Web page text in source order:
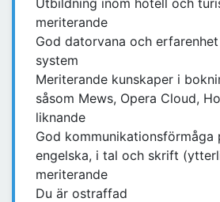
Utbildning inom hotell och
meriterande
God datorvana och
system
Meriterande kunskaper i
såsom Mews, Opera Cloud,
liknande
God kommunikationsförmåga
engelska, i tal och skrift
meriterande
Du är ostraffad